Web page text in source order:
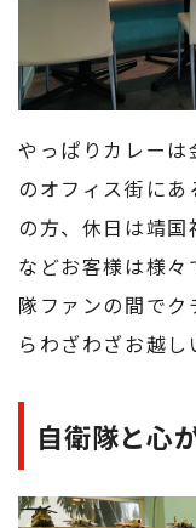
やっぱりカレーは
のオフィス街に
の方、休日は靖
などお客様は様
隊ファンの間で
らわざわざお越し
自衛隊と心